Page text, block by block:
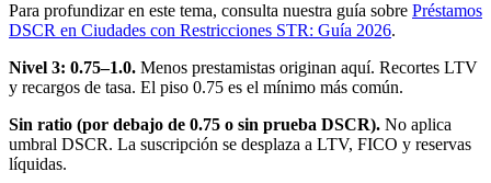
Para profundizar en este tema, consulta nuestra guía sobre Préstamos
DSCR en Ciudades con Restricciones STR: Guía 2026.
Nivel 3: 0.75–1.0. Menos prestamistas originan aquí. Recortes LTV
y recargos de tasa. El piso 0.75 es el mínimo más común.
Sin ratio (por debajo de 0.75 o sin prueba DSCR). No aplica
umbral DSCR. La suscripción se desplaza a LTV, FICO y reservas
líquidas.